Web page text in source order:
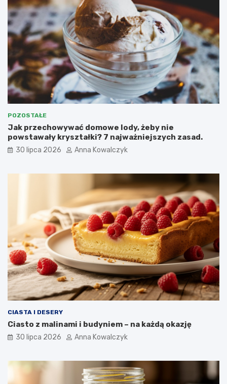
POZOSTAŁE
Jak przechowywać domowe lody, żeby nie
powstawały kryształki? 7 najważniejszych zasad.
30 lipca 2026 Anna Kowalczyk
CIASTA I DESERY
Ciasto z malinami i budyniem – na każdą okazję
30 lipca 2026 Anna Kowalczyk